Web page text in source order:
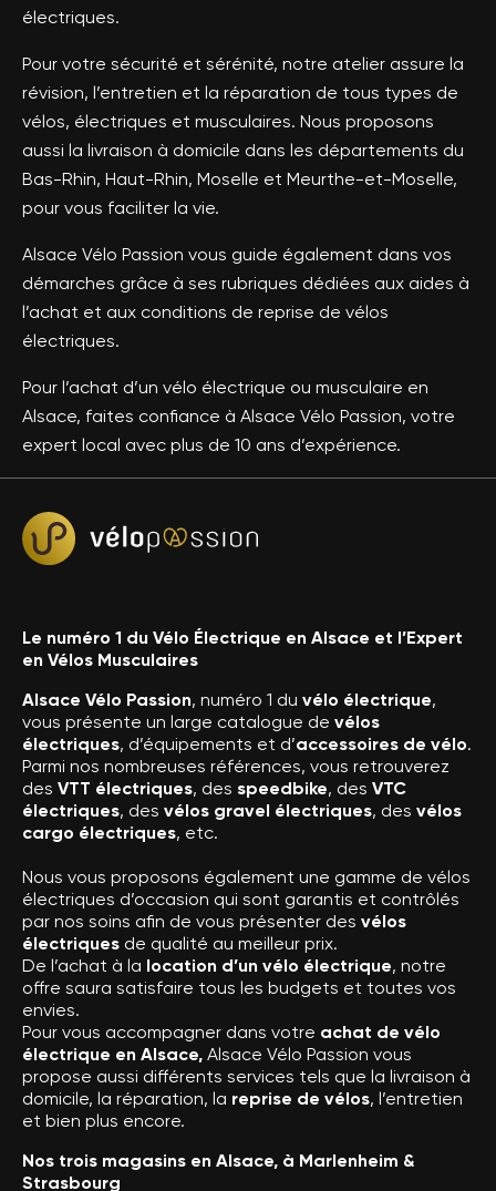
électriques.
Pour votre sécurité et sérénité, notre atelier assure la
révision, l’entretien et la réparation de tous types de
vélos, électriques et musculaires. Nous proposons
aussi la livraison à domicile dans les départements du
Bas-Rhin, Haut-Rhin, Moselle et Meurthe-et-Moselle,
pour vous faciliter la vie.
Alsace Vélo Passion vous guide également dans vos
démarches grâce à ses rubriques dédiées aux aides à
l’achat et aux conditions de reprise de vélos
électriques.
Pour l’achat d’un vélo électrique ou musculaire en
Alsace, faites confiance à Alsace Vélo Passion, votre
expert local avec plus de 10 ans d’expérience.
Le numéro 1 du Vélo Électrique en Alsace et l’Expert
en Vélos Musculaires
Alsace Vélo Passion, numéro 1 du vélo électrique,
vous présente un large catalogue de vélos
électriques, d’équipements et d’accessoires de vélo.
Parmi nos nombreuses références, vous retrouverez
des VTT électriques, des speedbike, des VTC
électriques, des vélos gravel électriques, des vélos
cargo électriques, etc.
Nous vous proposons également une gamme de vélos
électriques d’occasion qui sont garantis et contrôlés
par nos soins afin de vous présenter des vélos
électriques de qualité au meilleur prix.
De l’achat à la location d’un vélo électrique, notre
offre saura satisfaire tous les budgets et toutes vos
envies.
Pour vous accompagner dans votre achat de vélo
électrique en Alsace, Alsace Vélo Passion vous
propose aussi différents services tels que la livraison à
domicile, la réparation, la reprise de vélos, l’entretien
et bien plus encore.
Nos trois magasins en Alsace, à Marlenheim &
Strasbourg